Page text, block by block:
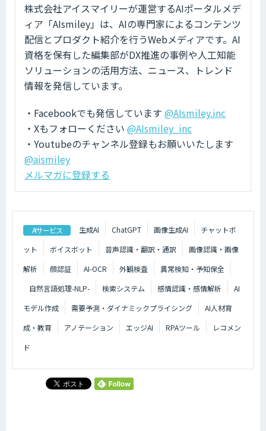
株式会社アイスマイリーが運営するAIポータルメデ
ィア「AIsmiley」は、AIの専門家によるコンテンツ
配信とプロダクト紹介を行うWebメディアです。AI
資格を保有した編集部がDX推進の事例や人工知能
ソリューションの活用方法、ニュース、トレンド
情報を発信しています。
・Facebookでも発信しています @AIsmiley.inc
・Xもフォローください @AIsmiley_inc
・Youtubeのチャンネル登録もお願いいたします
@aismiley
メルマガに登録する
AIサービス 生成AI ChatGPT 画像生成AI
チャットボ
ット
ボイスボット 音声認識・翻訳・通訳
画像認識・画像
解析
顔認証 AI-OCR 外観検査
異常検知・予知保全
自然言語処理-NLP-
検索システム 感情認識・感情解析
AI
モデル作成
需要予測・ダイナミックプライシング
AI人材育
成・教育
アノテーション エッジAI RPAツール
レコメン
ド